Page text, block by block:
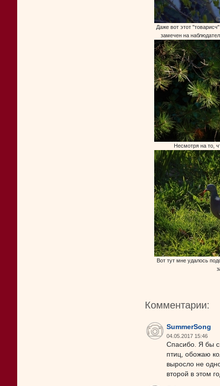
Даже вот этот
замечен на
Несмотря на то,
Вот тут мне удалось
Комментарии:
SummerSong
04.05.2017 15:46
Спасибо. Я бы
птиц, обожаю
выросло не
второй в этом